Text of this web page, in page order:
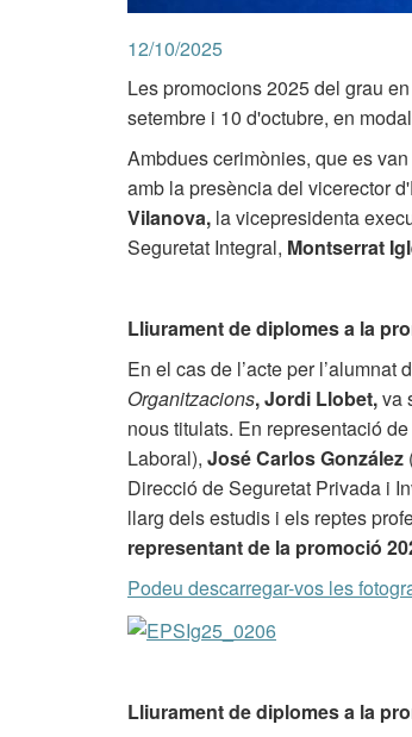
12/10/2025
Les promocions 2025 del grau
setembre i 10 d'octubre, en
Ambdues cerimònies, que es
amb la presència del vicerector
Vilanova, la vicepresidenta
Seguretat Integral, Montserrat
Lliurament de diplomes a la
En el cas de l’acte per
Organitzacions, Jordi Llobet,va
nous titulats. En representació
Laboral), José Carlos González
Direcció de Seguretat Privada i
llarg dels estudis i els reptes
representant de la promoció
Podeu descarregar-vos les
Lliurament de diplomes a la